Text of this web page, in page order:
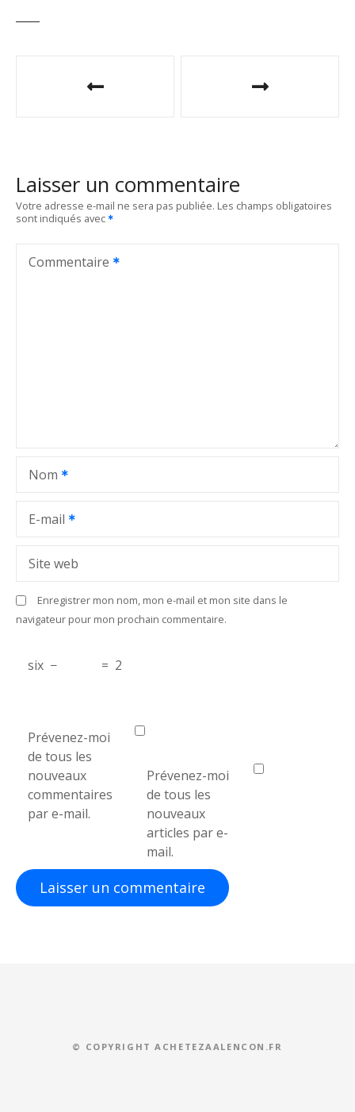
g
a
t
i
Laisser un commentaire
Votre adresse e-mail ne sera pas publiée. Les champs obligatoires
sont indiqués avec
Commentaire
Nom
E-mail
Site web
Enregistrer mon nom, mon e-mail et mon site dans le
navigateur pour mon prochain commentaire.
six − = 2
Prévenez-moi
de tous les
nouveaux
commentaires
par e-mail.
Prévenez-moi
de tous les
nouveaux
articles par e-
mail.
© COPYRIGHT ACHETEZAALENCON.FR